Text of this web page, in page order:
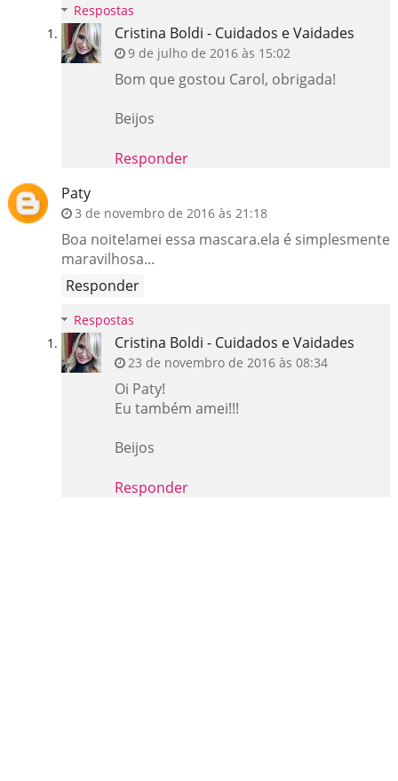
Respostas
Cristina Boldi - Cuidados e Vaidades
9 de julho de 2016 às 15:02
Bom que gostou Carol, obrigada!
Beijos
Responder
Paty
3 de novembro de 2016 às 21:18
Boa noite!amei essa mascara.ela é simplesmente
maravilhosa...
Responder
Respostas
Cristina Boldi - Cuidados e Vaidades
23 de novembro de 2016 às 08:34
Oi Paty!
Eu também amei!!!
Beijos
Responder